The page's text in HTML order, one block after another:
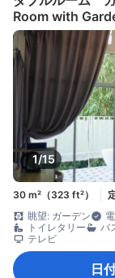
Room with
1/15
30 m²（323 ft²）
眺望: ガーデン
トイレタリー
バ
テレビ
日